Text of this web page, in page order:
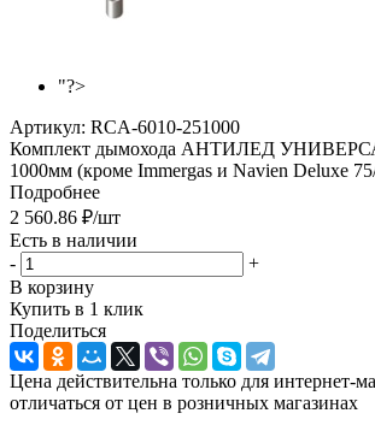
"?>
Артикул: RCA-6010-251000
Комплект дымохода АНТИЛЕД
1000мм (кроме Immergas и Navien Deluxe
Подробнее
2 560.86 ₽/шт
Есть в наличии
-
+
В корзину
Купить в 1 клик
Поделиться
Цена действительна только для интернет-
отличаться от цен в розничных магазинах